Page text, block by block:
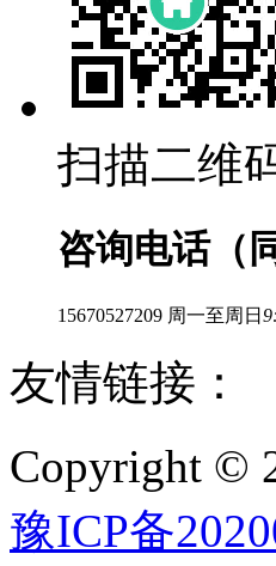
扫描二维
咨询电话（
15670527209 周一至周日
友情链接：
Copyright ©
豫ICP备